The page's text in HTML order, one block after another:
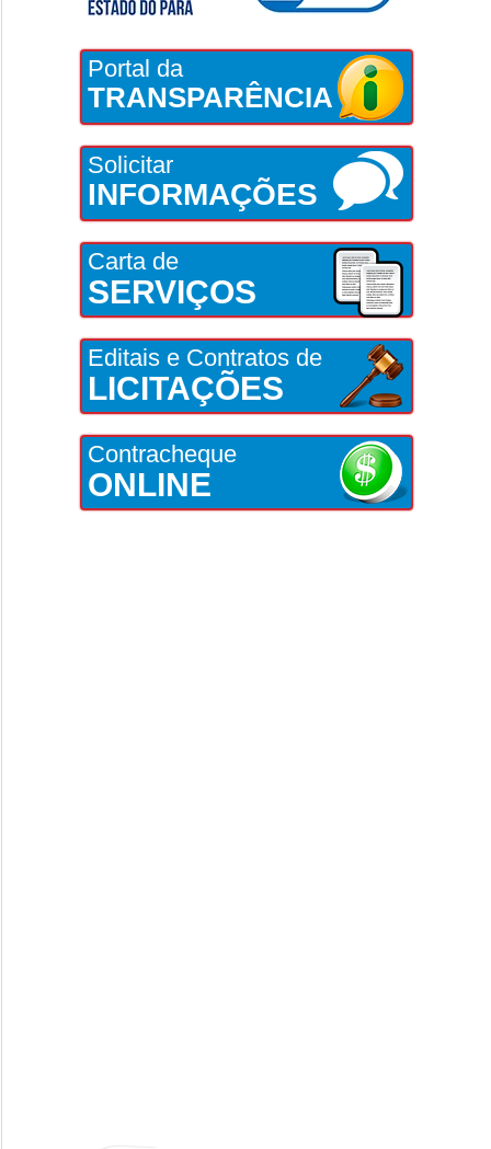
Portal da
TRANSPARÊNCIA
Solicitar
INFORMAÇÕES
Carta de
SERVIÇOS
Editais e Contratos de
LICITAÇÕES
Contracheque
ONLINE